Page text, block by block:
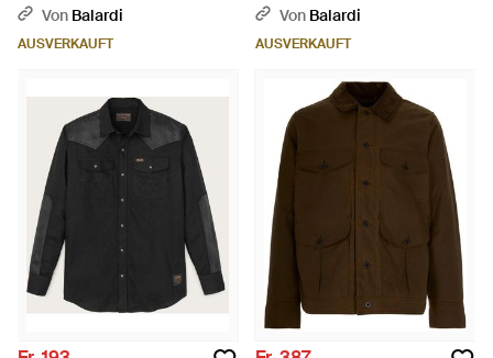
Utility-Taschen - Grün
Von Balardi
AUSVERKAUFT
Western". - Blau
Von Balardi
AUSVERKAUFT